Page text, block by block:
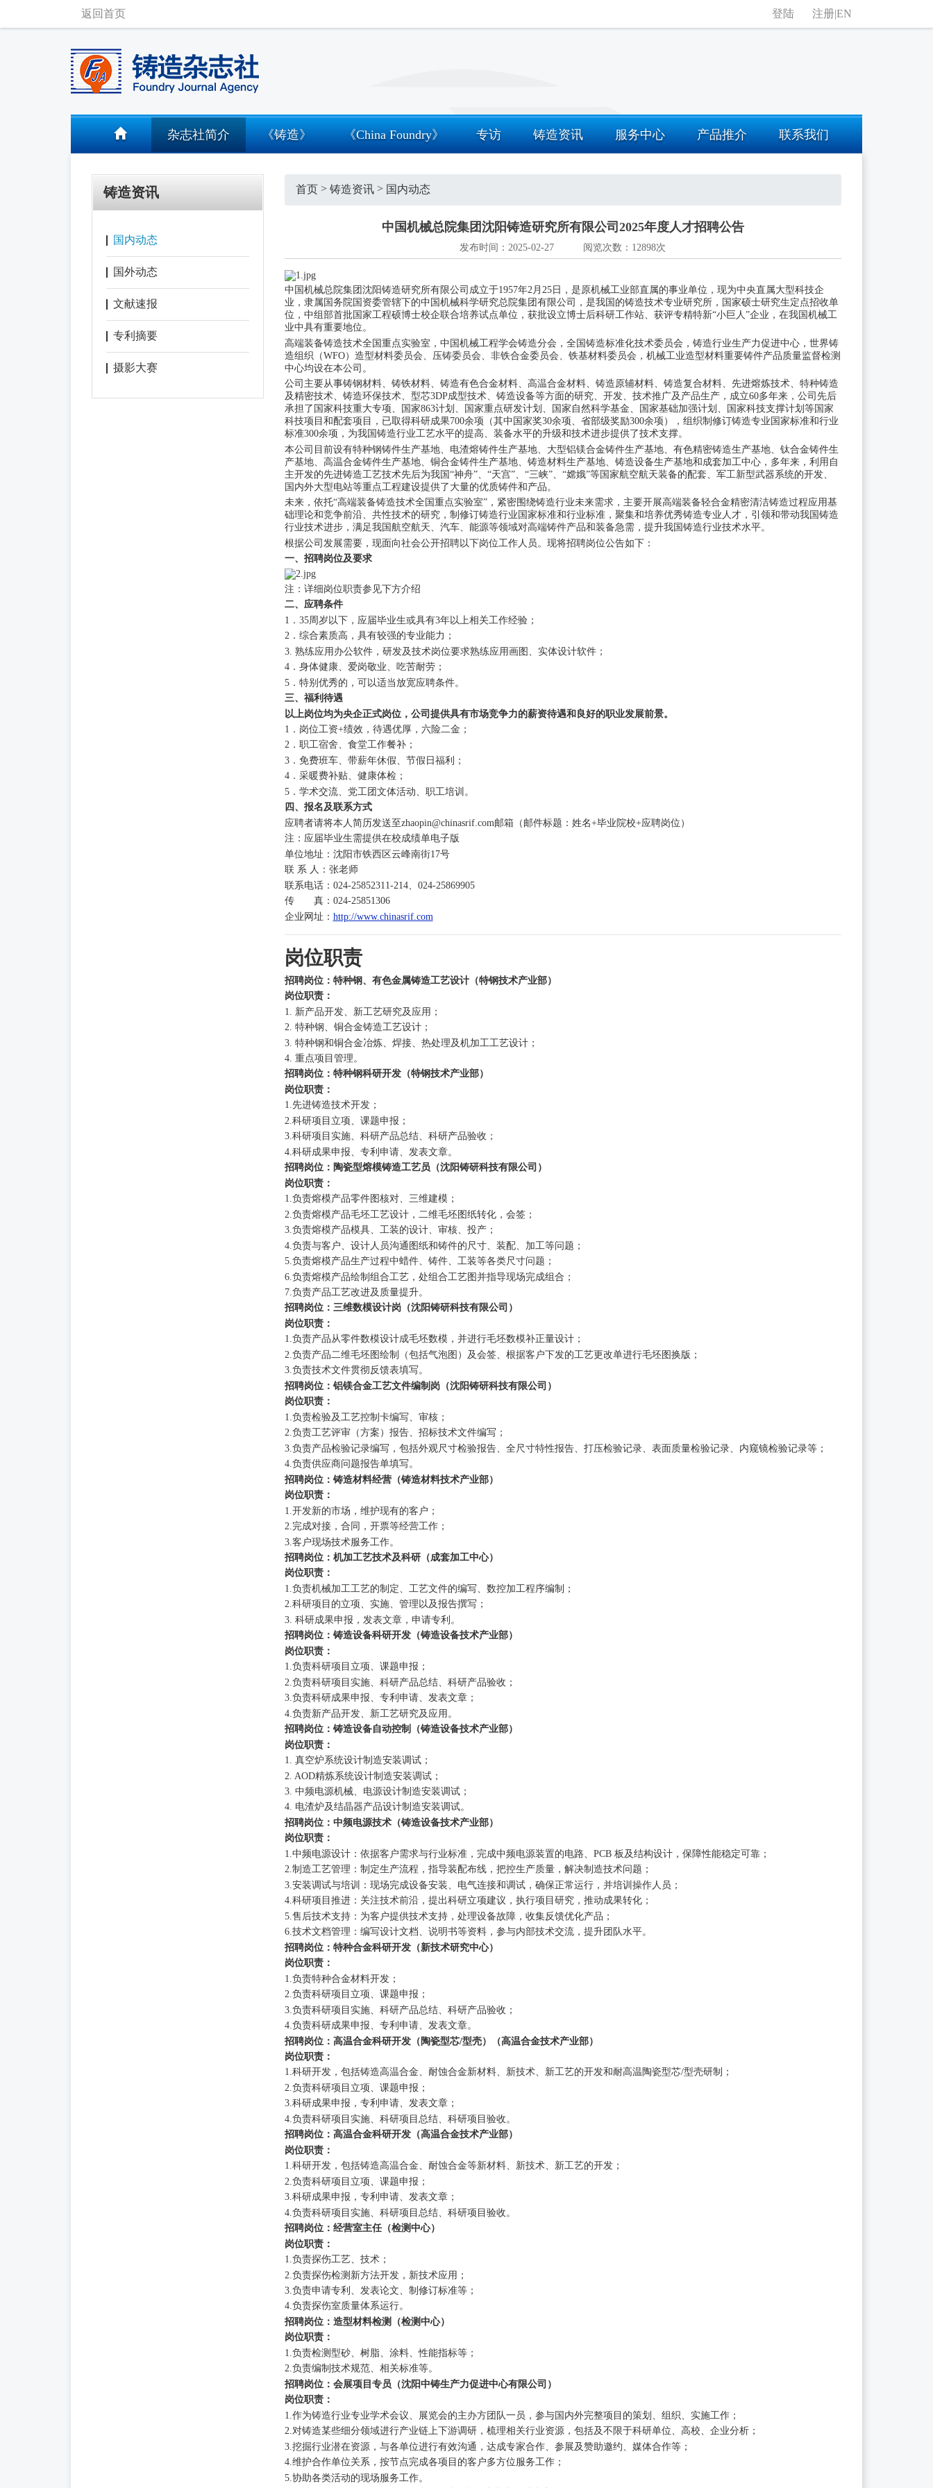
返回首页 登陆 注册|EN
杂志社简介 《铸造》 《China Foundry》 专访 铸造资讯 服务中心 产品推介 联系我们
铸造资讯
国内动态
国外动态
文献速报
专利摘要
摄影大赛
首页> 铸造资讯> 国内动态
中国机械总院集团沈阳铸造研究所有限公司2025年度人才招聘公告
发布时间：2025-02-27 阅览次数：12898次
中国机械总院集团沈阳铸造研究所有限公司成立于1957年2月25日，是原机械工业部直属的事业单位，现为中央直属大型科技企
业，隶属国务院国资委管辖下的中国机械科学研究总院集团有限公司，是我国的铸造技术专业研究所，国家硕士研究生定点招收单
位，中组部首批国家工程硕博士校企联合培养试点单位，获批设立博士后科研工作站、获评专精特新“小巨人”企业，在我国机械工
业中具有重要地位。
高端装备铸造技术全国重点实验室，中国机械工程学会铸造分会，全国铸造标准化技术委员会，铸造行业生产力促进中心，世界铸
造组织（WFO）造型材料委员会、压铸委员会、非铁合金委员会、铁基材料委员会，机械工业造型材料重要铸件产品质量监督检测
中心均设在本公司。
公司主要从事铸钢材料、铸铁材料、铸造有色合金材料、高温合金材料、铸造原辅材料、铸造复合材料、先进熔炼技术、特种铸造
及精密技术、铸造环保技术、型芯3DP成型技术、铸造设备等方面的研究、开发、技术推广及产品生产，成立60多年来，公司先后
承担了国家科技重大专项、国家863计划、国家重点研发计划、国家自然科学基金、国家基础加强计划、国家科技支撑计划等国家
科技项目和配套项目，已取得科研成果700余项（其中国家奖30余项、省部级奖励300余项），组织制修订铸造专业国家标准和行业
标准300余项，为我国铸造行业工艺水平的提高、装备水平的升级和技术进步提供了技术支撑。
本公司目前设有特种钢铸件生产基地、电渣熔铸件生产基地、大型铝镁合金铸件生产基地、有色精密铸造生产基地、钛合金铸件生
产基地、高温合金铸件生产基地、铜合金铸件生产基地、铸造材料生产基地、铸造设备生产基地和成套加工中心，多年来，利用自
主开发的先进铸造工艺技术先后为我国“神舟”、“天宫”、“三峡”、“嫦娥”等国家航空航天装备的配套、军工新型武器系统的开发、
国内外大型电站等重点工程建设提供了大量的优质铸件和产品。
未来，依托“高端装备铸造技术全国重点实验室”，紧密围绕铸造行业未来需求，主要开展高端装备轻合金精密清洁铸造过程应用基
础理论和竞争前沿、共性技术的研究，制修订铸造行业国家标准和行业标准，聚集和培养优秀铸造专业人才，引领和带动我国铸造
行业技术进步，满足我国航空航天、汽车、能源等领域对高端铸件产品和装备急需，提升我国铸造行业技术水平。
根据公司发展需要，现面向社会公开招聘以下岗位工作人员。现将招聘岗位公告如下：
一、招聘岗位及要求
注：详细岗位职责参见下方介绍
二、应聘条件
1．35周岁以下，应届毕业生或具有3年以上相关工作经验；
2．综合素质高，具有较强的专业能力；
3. 熟练应用办公软件，研发及技术岗位要求熟练应用画图、实体设计软件；
4．身体健康、爱岗敬业、吃苦耐劳；
5．特别优秀的，可以适当放宽应聘条件。
三、福利待遇
以上岗位均为央企正式岗位，公司提供具有市场竞争力的薪资待遇和良好的职业发展前景。
1．岗位工资+绩效，待遇优厚，六险二金；
2．职工宿舍、食堂工作餐补；
3．免费班车、带薪年休假、节假日福利；
4．采暖费补贴、健康体检；
5．学术交流、党工团文体活动、职工培训。
四、报名及联系方式
应聘者请将本人简历发送至zhaopin@chinasrif.com邮箱（邮件标题：姓名+毕业院校+应聘岗位）
注：应届毕业生需提供在校成绩单电子版
单位地址：沈阳市铁西区云峰南街17号
联 系 人：张老师
联系电话：024-25852311-214、024-25869905
传 真：024-25851306
企业网址： http://www.chinasrif.com
岗位职责
招聘岗位：特种钢、有色金属铸造工艺设计（特钢技术产业部）
岗位职责：
1. 新产品开发、新工艺研究及应用；
2. 特种钢、铜合金铸造工艺设计；
3. 特种钢和铜合金冶炼、焊接、热处理及机加工工艺设计；
4. 重点项目管理。
招聘岗位：特种钢科研开发（特钢技术产业部）
岗位职责：
1.先进铸造技术开发；
2.科研项目立项、课题申报；
3.科研项目实施、科研产品总结、科研产品验收；
4.科研成果申报、专利申请、发表文章。
招聘岗位：陶瓷型熔模铸造工艺员（沈阳铸研科技有限公司）
岗位职责：
1.负责熔模产品零件图核对、三维建模；
2.负责熔模产品毛坯工艺设计，二维毛坯图纸转化，会签；
3.负责熔模产品模具、工装的设计、审核、投产；
4.负责与客户、设计人员沟通图纸和铸件的尺寸、装配、加工等问题；
5.负责熔模产品生产过程中蜡件、铸件、工装等各类尺寸问题；
6.负责熔模产品绘制组合工艺，处组合工艺图并指导现场完成组合；
7.负责产品工艺改进及质量提升。
招聘岗位：三维数模设计岗（沈阳铸研科技有限公司）
岗位职责：
1.负责产品从零件数模设计成毛坯数模，并进行毛坯数模补正量设计；
2.负责产品二维毛坯图绘制（包括气泡图）及会签、根据客户下发的工艺更改单进行毛坯图换版；
3.负责技术文件贯彻反馈表填写。
招聘岗位：铝镁合金工艺文件编制岗（沈阳铸研科技有限公司）
岗位职责：
1.负责检验及工艺控制卡编写、审核；
2.负责工艺评审（方案）报告、招标技术文件编写；
3.负责产品检验记录编写，包括外观尺寸检验报告、全尺寸特性报告、打压检验记录、表面质量检验记录、内窥镜检验记录等；
4.负责供应商问题报告单填写。
招聘岗位：铸造材料经营（铸造材料技术产业部）
岗位职责：
1.开发新的市场，维护现有的客户；
2.完成对接，合同，开票等经营工作；
3.客户现场技术服务工作。
招聘岗位：机加工艺技术及科研（成套加工中心）
岗位职责：
1.负责机械加工工艺的制定、工艺文件的编写、数控加工程序编制；
2.科研项目的立项、实施、管理以及报告撰写；
3. 科研成果申报，发表文章，申请专利。
招聘岗位：铸造设备科研开发（铸造设备技术产业部）
岗位职责：
1.负责科研项目立项、课题申报；
2.负责科研项目实施、科研产品总结、科研产品验收；
3.负责科研成果申报、专利申请、发表文章；
4.负责新产品开发、新工艺研究及应用。
招聘岗位：铸造设备自动控制（铸造设备技术产业部）
岗位职责：
1. 真空炉系统设计制造安装调试；
2. AOD精炼系统设计制造安装调试；
3. 中频电源机械、电源设计制造安装调试；
4. 电渣炉及结晶器产品设计制造安装调试。
招聘岗位：中频电源技术（铸造设备技术产业部）
岗位职责：
1.中频电源设计：依据客户需求与行业标准，完成中频电源装置的电路、PCB 板及结构设计，保障性能稳定可靠；
2.制造工艺管理：制定生产流程，指导装配布线，把控生产质量，解决制造技术问题；
3.安装调试与培训：现场完成设备安装、电气连接和调试，确保正常运行，并培训操作人员；
4.科研项目推进：关注技术前沿，提出科研立项建议，执行项目研究，推动成果转化；
5.售后技术支持：为客户提供技术支持，处理设备故障，收集反馈优化产品；
6.技术文档管理：编写设计文档、说明书等资料，参与内部技术交流，提升团队水平。
招聘岗位：特种合金科研开发（新技术研究中心）
岗位职责：
1.负责特种合金材料开发；
2.负责科研项目立项、课题申报；
3.负责科研项目实施、科研产品总结、科研产品验收；
4.负责科研成果申报、专利申请、发表文章。
招聘岗位：高温合金科研开发（陶瓷型芯/型壳）（高温合金技术产业部）
岗位职责：
1.科研开发，包括铸造高温合金、耐蚀合金新材料、新技术、新工艺的开发和耐高温陶瓷型芯/型壳研制；
2.负责科研项目立项、课题申报；
3.科研成果申报，专利申请、发表文章；
4.负责科研项目实施、科研项目总结、科研项目验收。
招聘岗位：高温合金科研开发（高温合金技术产业部）
岗位职责：
1.科研开发，包括铸造高温合金、耐蚀合金等新材料、新技术、新工艺的开发；
2.负责科研项目立项、课题申报；
3.科研成果申报，专利申请、发表文章；
4.负责科研项目实施、科研项目总结、科研项目验收。
招聘岗位：经营室主任（检测中心）
岗位职责：
1.负责探伤工艺、技术；
2.负责探伤检测新方法开发，新技术应用；
3.负责申请专利、发表论文、制修订标准等；
4.负责探伤室质量体系运行。
招聘岗位：造型材料检测（检测中心）
岗位职责：
1.负责检测型砂、树脂、涂料、性能指标等；
2.负责编制技术规范、相关标准等。
招聘岗位：会展项目专员（沈阳中铸生产力促进中心有限公司）
岗位职责：
1.作为铸造行业专业学术会议、展览会的主办方团队一员，参与国内外完整项目的策划、组织、实施工作；
2.对铸造某些细分领域进行产业链上下游调研，梳理相关行业资源，包括及不限于科研单位、高校、企业分析；
3.挖掘行业潜在资源，与各单位进行有效沟通，达成专家合作、参展及赞助邀约、媒体合作等；
4.维护合作单位关系，按节点完成各项目的客户多方位服务工作；
5.协助各类活动的现场服务工作。